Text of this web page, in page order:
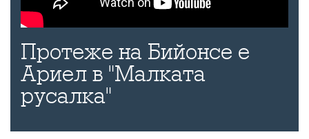
Протеже на Бийонсе е
Ариел в "Малката
русалка"